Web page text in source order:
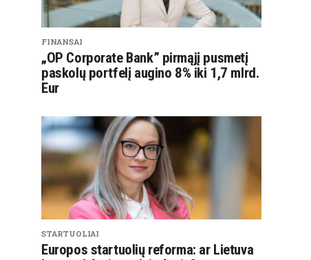
FINANSAI
„OP Corporate Bank” pirmąjį pusmetį
paskolų portfelį augino 8% iki 1,7 mlrd.
Eur
STARTUOLIAI
Europos startuolių reforma: ar Lietuva